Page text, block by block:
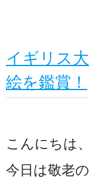
イギリス
絵を鑑賞！
こんにちは、
今日は敬老